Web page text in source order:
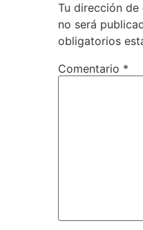
Tu dirección
no será
obligatorios
Comentario *